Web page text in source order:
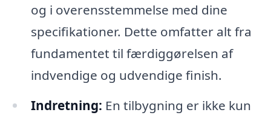
og i overensstemmelse med dine
specifikationer. Dette omfatter alt fra
fundamentet til færdiggørelsen af
indvendige og udvendige finish.
Indretning: En tilbygning er ikke kun